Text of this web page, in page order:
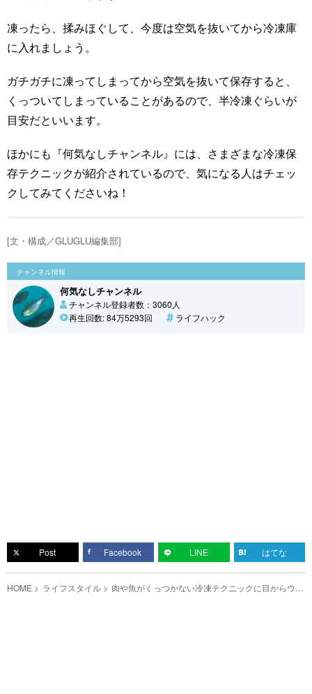
凍ったら、揉みほぐして、今度は空気を抜いてから冷凍庫
に入れましょう。
ガチガチに凍ってしまってから空気を抜いて保存すると、
くっついてしまっていることがあるので、半冷凍ぐらいが
目安だといいます。
ほかにも『何気なしチャンネル』には、さまざまな冷凍保
存テクニックが紹介されているので、気になる人はチェッ
クしてみてくださいね！
[文・構成／GLUGLU編集部]
チャンネル情報
何気なしチャンネル
チャンネル登録者数：3060人
再生回数: 84万5293回
ライフハック
Post Facebook LINE はてな
HOME ライフスタイル 肉や魚がくっつかない冷凍テクニックに目からウロ